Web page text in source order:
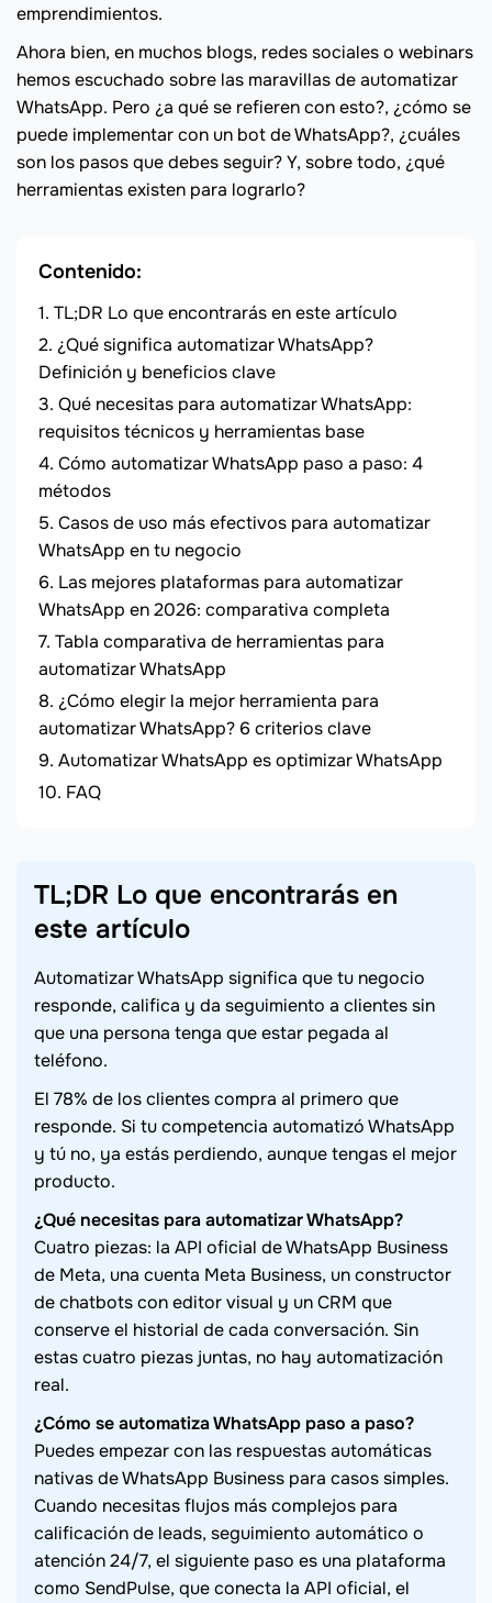
emprendimientos.
Ahora bien, en muchos blogs, redes sociales o webinars
hemos escuchado sobre las maravillas de automatizar
WhatsApp. Pero ¿a qué se refieren con esto?, ¿cómo se
puede implementar con un bot de WhatsApp?, ¿cuáles
son los pasos que debes seguir? Y, sobre todo, ¿qué
herramientas existen para lograrlo?
Contenido:
TL;DR Lo que encontrarás en este artículo
¿Qué significa automatizar WhatsApp?
Definición y beneficios clave
Qué necesitas para automatizar WhatsApp:
requisitos técnicos y herramientas base
Cómo automatizar WhatsApp paso a paso: 4
métodos
Casos de uso más efectivos para automatizar
WhatsApp en tu negocio
Las mejores plataformas para automatizar
WhatsApp en 2026: comparativa completa
Tabla comparativa de herramientas para
automatizar WhatsApp
¿Cómo elegir la mejor herramienta para
automatizar WhatsApp? 6 criterios clave
Automatizar WhatsApp es optimizar WhatsApp
FAQ
TL;DR Lo que encontrarás en
este artículo
Automatizar WhatsApp significa que tu negocio
responde, califica y da seguimiento a clientes sin
que una persona tenga que estar pegada al
teléfono.
El 78% de los clientes compra al primero que
responde. Si tu competencia automatizó WhatsApp
y tú no, ya estás perdiendo, aunque tengas el mejor
producto.
¿Qué necesitas para automatizar WhatsApp?
Cuatro piezas: la API oficial de WhatsApp Business
de Meta, una cuenta Meta Business, un constructor
de chatbots con editor visual y un CRM que
conserve el historial de cada conversación. Sin
estas cuatro piezas juntas, no hay automatización
real.
¿Cómo se automatiza WhatsApp paso a paso?
Puedes empezar con las respuestas automáticas
nativas de WhatsApp Business para casos simples.
Cuando necesitas flujos más complejos para
calificación de leads, seguimiento automático o
atención 24/7, el siguiente paso es una plataforma
como SendPulse, que conecta la API oficial, el